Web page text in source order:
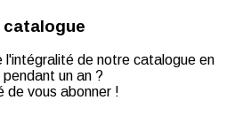
catalogue
l'intégralité de notre catalogue en
un an ?
de vous abonner !